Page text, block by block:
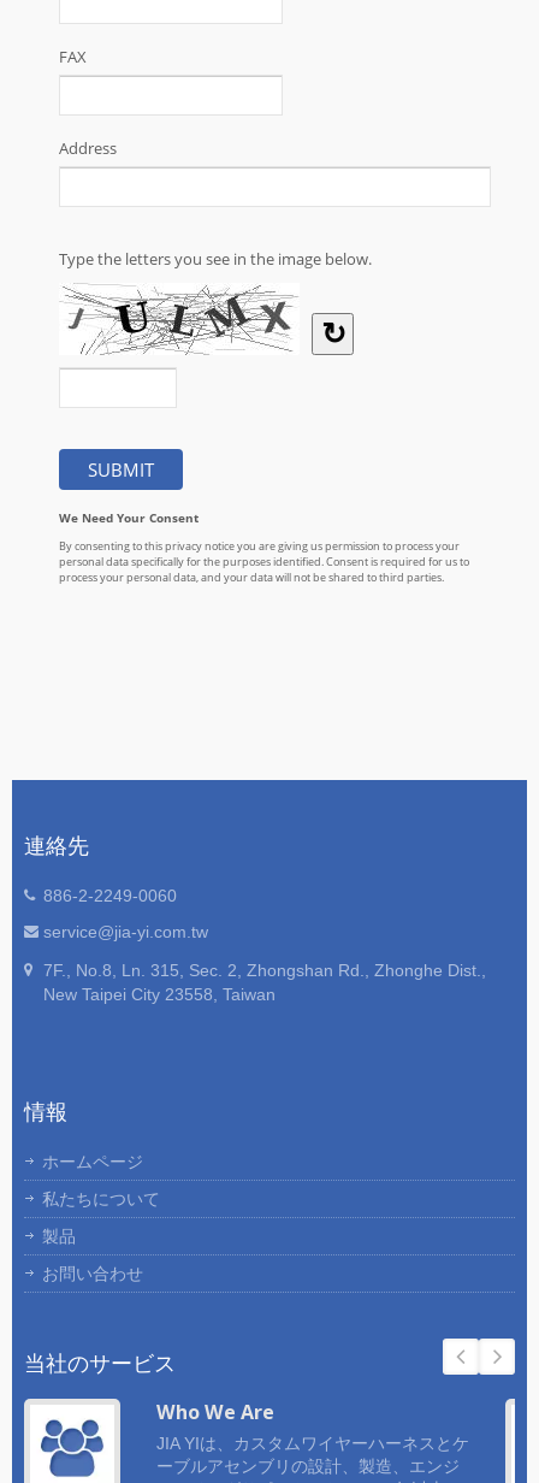
連絡先
886-2-2249-0060
service@jia-yi.com.tw
7F., No.8, Ln. 315, Sec. 2, Zhongshan Rd., Zhonghe Dist.,
New Taipei City 23558, Taiwan
情報
ホームページ
私たちについて
製品
お問い合わせ
当社のサービス
Who We Are
JIA YIは、カスタムワイヤーハーネスとケ
ーブルアセンブリの設計、製造、エンジ